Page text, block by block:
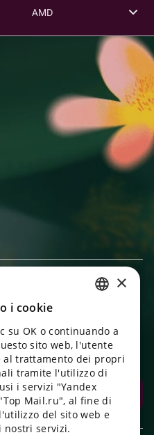
AMD
comoda chat con
l'app
ENGLISH
UKRAINIAN
PORTUGUESE
SPANISH
×
i cookie
su OK o continuando a
sito web, l'utente
al trattamento dei propri
tramite l'utilizzo di
i servizi "Yandex
Mail.ru", al fine di
del sito web e
nostri servizi.